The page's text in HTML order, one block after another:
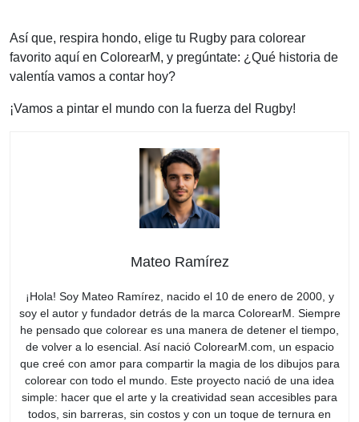
Así que, respira hondo, elige tu Rugby para colorear
favorito aquí en ColorearM, y pregúntate: ¿Qué historia de
valentía vamos a contar hoy?
¡Vamos a pintar el mundo con la fuerza del Rugby!
Mateo Ramírez
¡Hola! Soy Mateo Ramírez, nacido el 10 de enero de 2000, y
soy el autor y fundador detrás de la marca ColorearM. Siempre
he pensado que colorear es una manera de detener el tiempo,
de volver a lo esencial. Así nació ColorearM.com, un espacio
que creé con amor para compartir la magia de los dibujos para
colorear con todo el mundo. Este proyecto nació de una idea
simple: hacer que el arte y la creatividad sean accesibles para
todos, sin barreras, sin costos y con un toque de ternura en